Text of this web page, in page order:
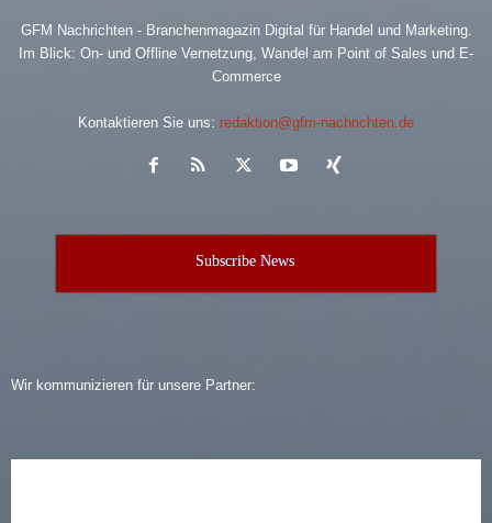
GFM Nachrichten - Branchenmagazin Digital für Handel und Marketing.
Im Blick: On- und Offline Vernetzung, Wandel am Point of Sales und E-
Commerce
Kontaktieren Sie uns: redaktion@gfm-nachrichten.de
Subscribe News
Wir kommunizieren für unsere Partner: